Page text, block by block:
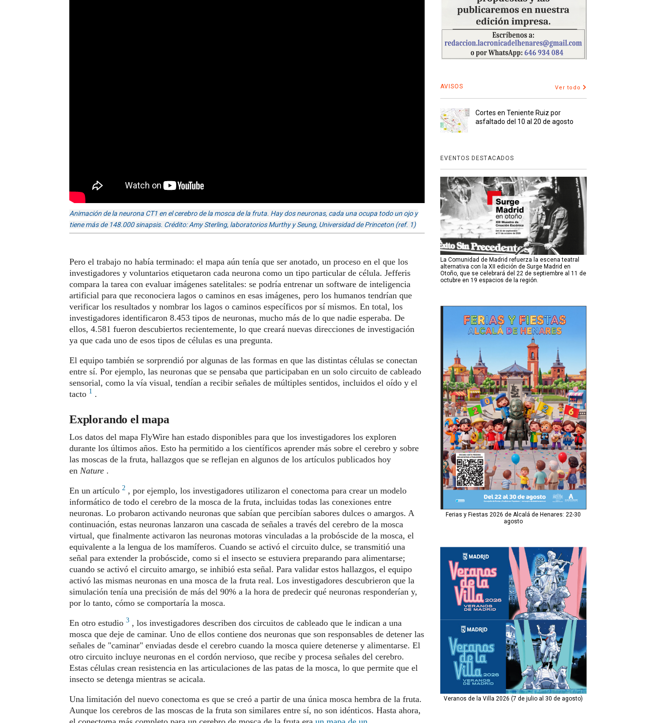
Animación de la neurona CT1 en el cerebro de la mosca de la fruta. Hay dos neuronas, cada una ocupa todo un ojo y
tiene más de 148.000 sinapsis. Crédito: Amy Sterling, laboratorios Murthy y Seung, Universidad de Princeton (ref. 1)
Pero el trabajo no había terminado: el mapa aún tenía que ser anotado, un proceso en el que los
investigadores y voluntarios etiquetaron cada neurona como un tipo particular de célula. Jefferis
compara la tarea con evaluar imágenes satelitales: se podría entrenar un software de inteligencia
artificial para que reconociera lagos o caminos en esas imágenes, pero los humanos tendrían que
verificar los resultados y nombrar los lagos o caminos específicos por sí mismos. En total, los
investigadores identificaron 8.453 tipos de neuronas, mucho más de lo que nadie esperaba. De
ellos, 4.581 fueron descubiertos recientemente, lo que creará nuevas direcciones de investigación
ya que cada uno de esos tipos de células es una pregunta.
El equipo también se sorprendió por algunas de las formas en que las distintas células se conectan
entre sí. Por ejemplo, las neuronas que se pensaba que participaban en un solo circuito de cableado
sensorial, como la vía visual, tendían a recibir señales de múltiples sentidos, incluidos el oído y el
tacto 1 .
Explorando el mapa
Los datos del mapa FlyWire han estado disponibles para que los investigadores los exploren
durante los últimos años. Esto ha permitido a los científicos aprender más sobre el cerebro y sobre
las moscas de la fruta, hallazgos que se reflejan en algunos de los artículos publicados hoy
en Nature .
En un artículo 2 , por ejemplo, los investigadores utilizaron el conectoma para crear un modelo
informático de todo el cerebro de la mosca de la fruta, incluidas todas las conexiones entre
neuronas. Lo probaron activando neuronas que sabían que percibían sabores dulces o amargos. A
continuación, estas neuronas lanzaron una cascada de señales a través del cerebro de la mosca
virtual, que finalmente activaron las neuronas motoras vinculadas a la probóscide de la mosca, el
equivalente a la lengua de los mamíferos. Cuando se activó el circuito dulce, se transmitió una
señal para extender la probóscide, como si el insecto se estuviera preparando para alimentarse;
cuando se activó el circuito amargo, se inhibió esta señal. Para validar estos hallazgos, el equipo
activó las mismas neuronas en una mosca de la fruta real. Los investigadores descubrieron que la
simulación tenía una precisión de más del 90% a la hora de predecir qué neuronas responderían y,
por lo tanto, cómo se comportaría la mosca.
En otro estudio 3 , los investigadores describen dos circuitos de cableado que le indican a una
mosca que deje de caminar. Uno de ellos contiene dos neuronas que son responsables de detener las
señales de "caminar" enviadas desde el cerebro cuando la mosca quiere detenerse y alimentarse. El
otro circuito incluye neuronas en el cordón nervioso, que recibe y procesa señales del cerebro.
Estas células crean resistencia en las articulaciones de las patas de la mosca, lo que permite que el
insecto se detenga mientras se acicala.
Una limitación del nuevo conectoma es que se creó a partir de una única mosca hembra de la fruta.
Aunque los cerebros de las moscas de la fruta son similares entre sí, no son idénticos. Hasta ahora,
AVISOS Ver todo
Cortes en Teniente Ruiz por
asfaltado del 10 al 20 de agosto
EVENTOS DESTACADOS
La Comunidad de Madrid refuerza la escena teatral
alternativa con la XII edición de Surge Madrid en
Otoño, que se celebrará del 22 de septiembre al 11 de
octubre en 19 espacios de la región.
Ferias y Fiestas 2026 de Alcalá de Henares: 22-30
agosto
Veranos de la Villa 2026 (7 de julio al 30 de agosto)